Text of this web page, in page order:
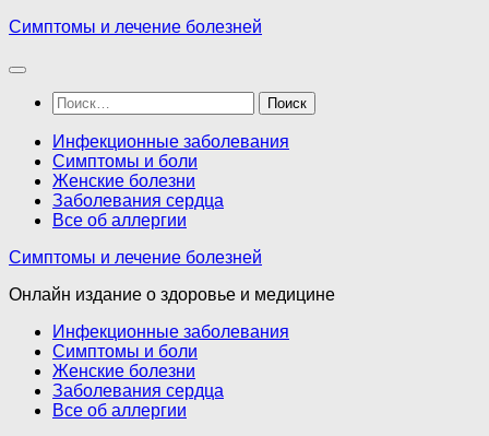
Перейти
содержимому
Симптомы и лечение болезней
Найти:
Инфекционные заболевания
Симптомы и боли
Женские болезни
Заболевания сердца
Все об аллергии
Симптомы и лечение болезней
Онлайн издание о здоровье и медицине
Инфекционные заболевания
Симптомы и боли
Женские болезни
Заболевания сердца
Все об аллергии